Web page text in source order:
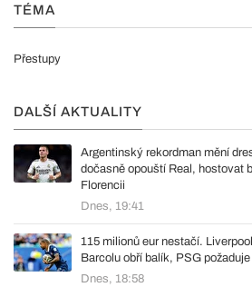
TÉMA
Přestupy
DALŠÍ AKTUALITY
Argentinský rekordman mění
dočasně opouští Real, hostovat
Florencii
Dnes, 19:41
115 milionů eur nestačí.
Barcolu obří balík, PSG
Dnes, 18:58